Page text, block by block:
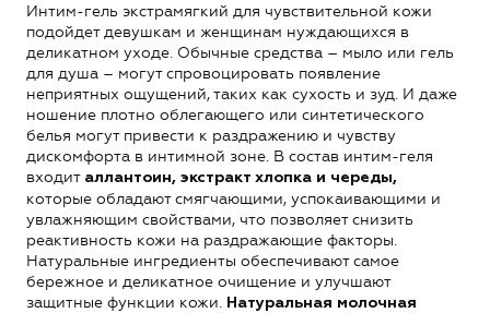
Интим-гель экстрамягкий для чувствительной кожи
подойдет девушкам и женщинам нуждающихся в
деликатном уходе. Обычные средства – мыло или гель
для душа – могут спровоцировать появление
неприятных ощущений, таких как сухость и зуд. И даже
ношение плотно облегающего или синтетического
белья могут привести к раздражению и чувству
дискомфорта в интимной зоне. В состав интим-геля
входит аллантоин, экстракт хлопка и череды,
которые обладают смягчающими, успокаивающими и
увлажняющим свойствами, что позволяет снизить
реактивность кожи на раздражающие факторы.
Натуральные ингредиенты обеспечивают самое
бережное и деликатное очищение и улучшают
защитные функции кожи. Натуральная молочная